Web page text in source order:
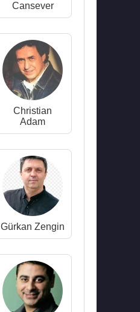
Cansever
Christian
Adam
Gürkan Zengin